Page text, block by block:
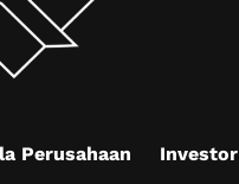
Perusahaan Investor